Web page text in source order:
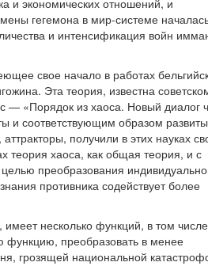
и экономических отношений, и
гегемона в мир-системе
и интенсификация войн
свое начало в работах
Эта теория, известна
— «Порядок из хаоса. Новый диалог
и соответствующим образом
получили в этих науках
теория хаоса, как общая теория, и с
преобразования
противника содействует более
несколько функций, в том числе
функцию, преобразовать в менее
грозящей национальной